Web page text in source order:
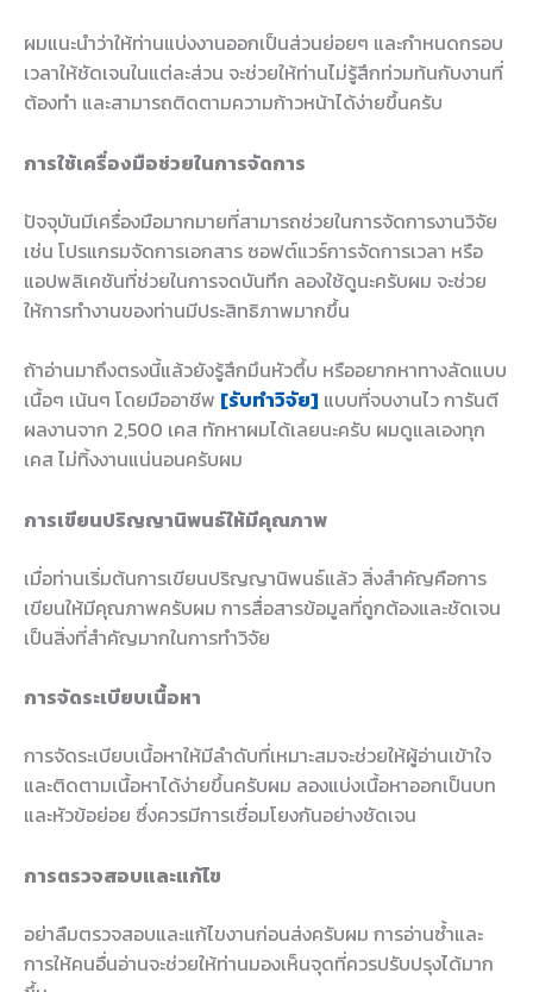
ผมแนะนำว่าให้ท่านแบ่งงานออกเป็นส่วนย่อยๆ และกำหนดกรอบ
เวลาให้ชัดเจนในแต่ละส่วน จะช่วยให้ท่านไม่รู้สึกท่วมท้นกับงานที่
ต้องทำ และสามารถติดตามความก้าวหน้าได้ง่ายขึ้นครับ
การใช้เครื่องมือช่วยในการจัดการ
ปัจจุบันมีเครื่องมือมากมายที่สามารถช่วยในการจัดการงานวิจัย
เช่น โปรแกรมจัดการเอกสาร ซอฟต์แวร์การจัดการเวลา หรือ
แอปพลิเคชันที่ช่วยในการจดบันทึก ลองใช้ดูนะครับผม จะช่วย
ให้การทำงานของท่านมีประสิทธิภาพมากขึ้น
ถ้าอ่านมาถึงตรงนี้แล้วยังรู้สึกมึนหัวตึ้บ หรืออยากหาทางลัดแบบ
เนื้อๆ เน้นๆ โดยมืออาชีพ [รับทำวิจัย] แบบที่จบงานไว การันตี
ผลงานจาก 2,500 เคส ทักหาผมได้เลยนะครับ ผมดูแลเองทุก
เคส ไม่ทิ้งงานแน่นอนครับผม
การเขียนปริญญานิพนธ์ให้มีคุณภาพ
เมื่อท่านเริ่มต้นการเขียนปริญญานิพนธ์แล้ว สิ่งสำคัญคือการ
เขียนให้มีคุณภาพครับผม การสื่อสารข้อมูลที่ถูกต้องและชัดเจน
เป็นสิ่งที่สำคัญมากในการทำวิจัย
การจัดระเบียบเนื้อหา
การจัดระเบียบเนื้อหาให้มีลำดับที่เหมาะสมจะช่วยให้ผู้อ่านเข้าใจ
และติดตามเนื้อหาได้ง่ายขึ้นครับผม ลองแบ่งเนื้อหาออกเป็นบท
และหัวข้อย่อย ซึ่งควรมีการเชื่อมโยงกันอย่างชัดเจน
การตรวจสอบและแก้ไข
อย่าลืมตรวจสอบและแก้ไขงานก่อนส่งครับผม การอ่านซ้ำและ
การให้คนอื่นอ่านจะช่วยให้ท่านมองเห็นจุดที่ควรปรับปรุงได้มาก